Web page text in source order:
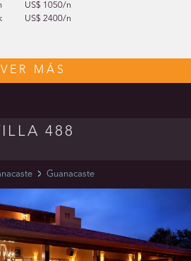
US$ 1050/n
US$ 2400/n
VER MÁS
488
Guanacaste